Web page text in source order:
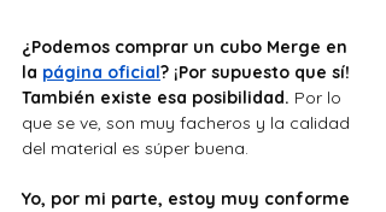
¿Podemos comprar un cubo Merge en
la página oficial? ¡Por supuesto que sí!
También existe esa posibilidad. Por lo
que se ve, son muy facheros y la calidad
del material es súper buena.
Yo, por mi parte, estoy muy conforme